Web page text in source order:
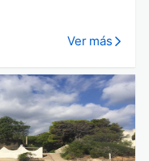
Ver más